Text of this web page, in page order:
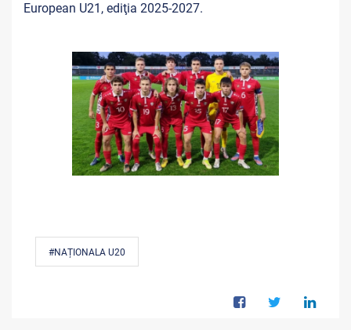
European U21, ediţia 2025-2027.
#NAȚIONALA U20